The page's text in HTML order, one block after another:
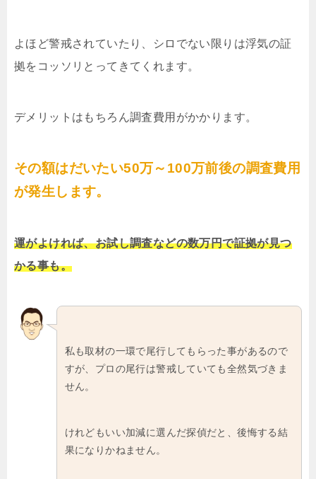
よほど警戒されていたり、シロでない限りは浮気の証
拠をコッソリとってきてくれます。
デメリットはもちろん調査費用がかかります。
その額はだいたい50万～100万前後の調査費用
が発生します。
運がよければ、お試し調査などの数万円で証拠が見つ
かる事も。
私も取材の一環で尾行してもらった事があるので
すが、プロの尾行は警戒していても全然気づきま
せん。
けれどもいい加減に選んだ探偵だと、後悔する結
果になりかねません。